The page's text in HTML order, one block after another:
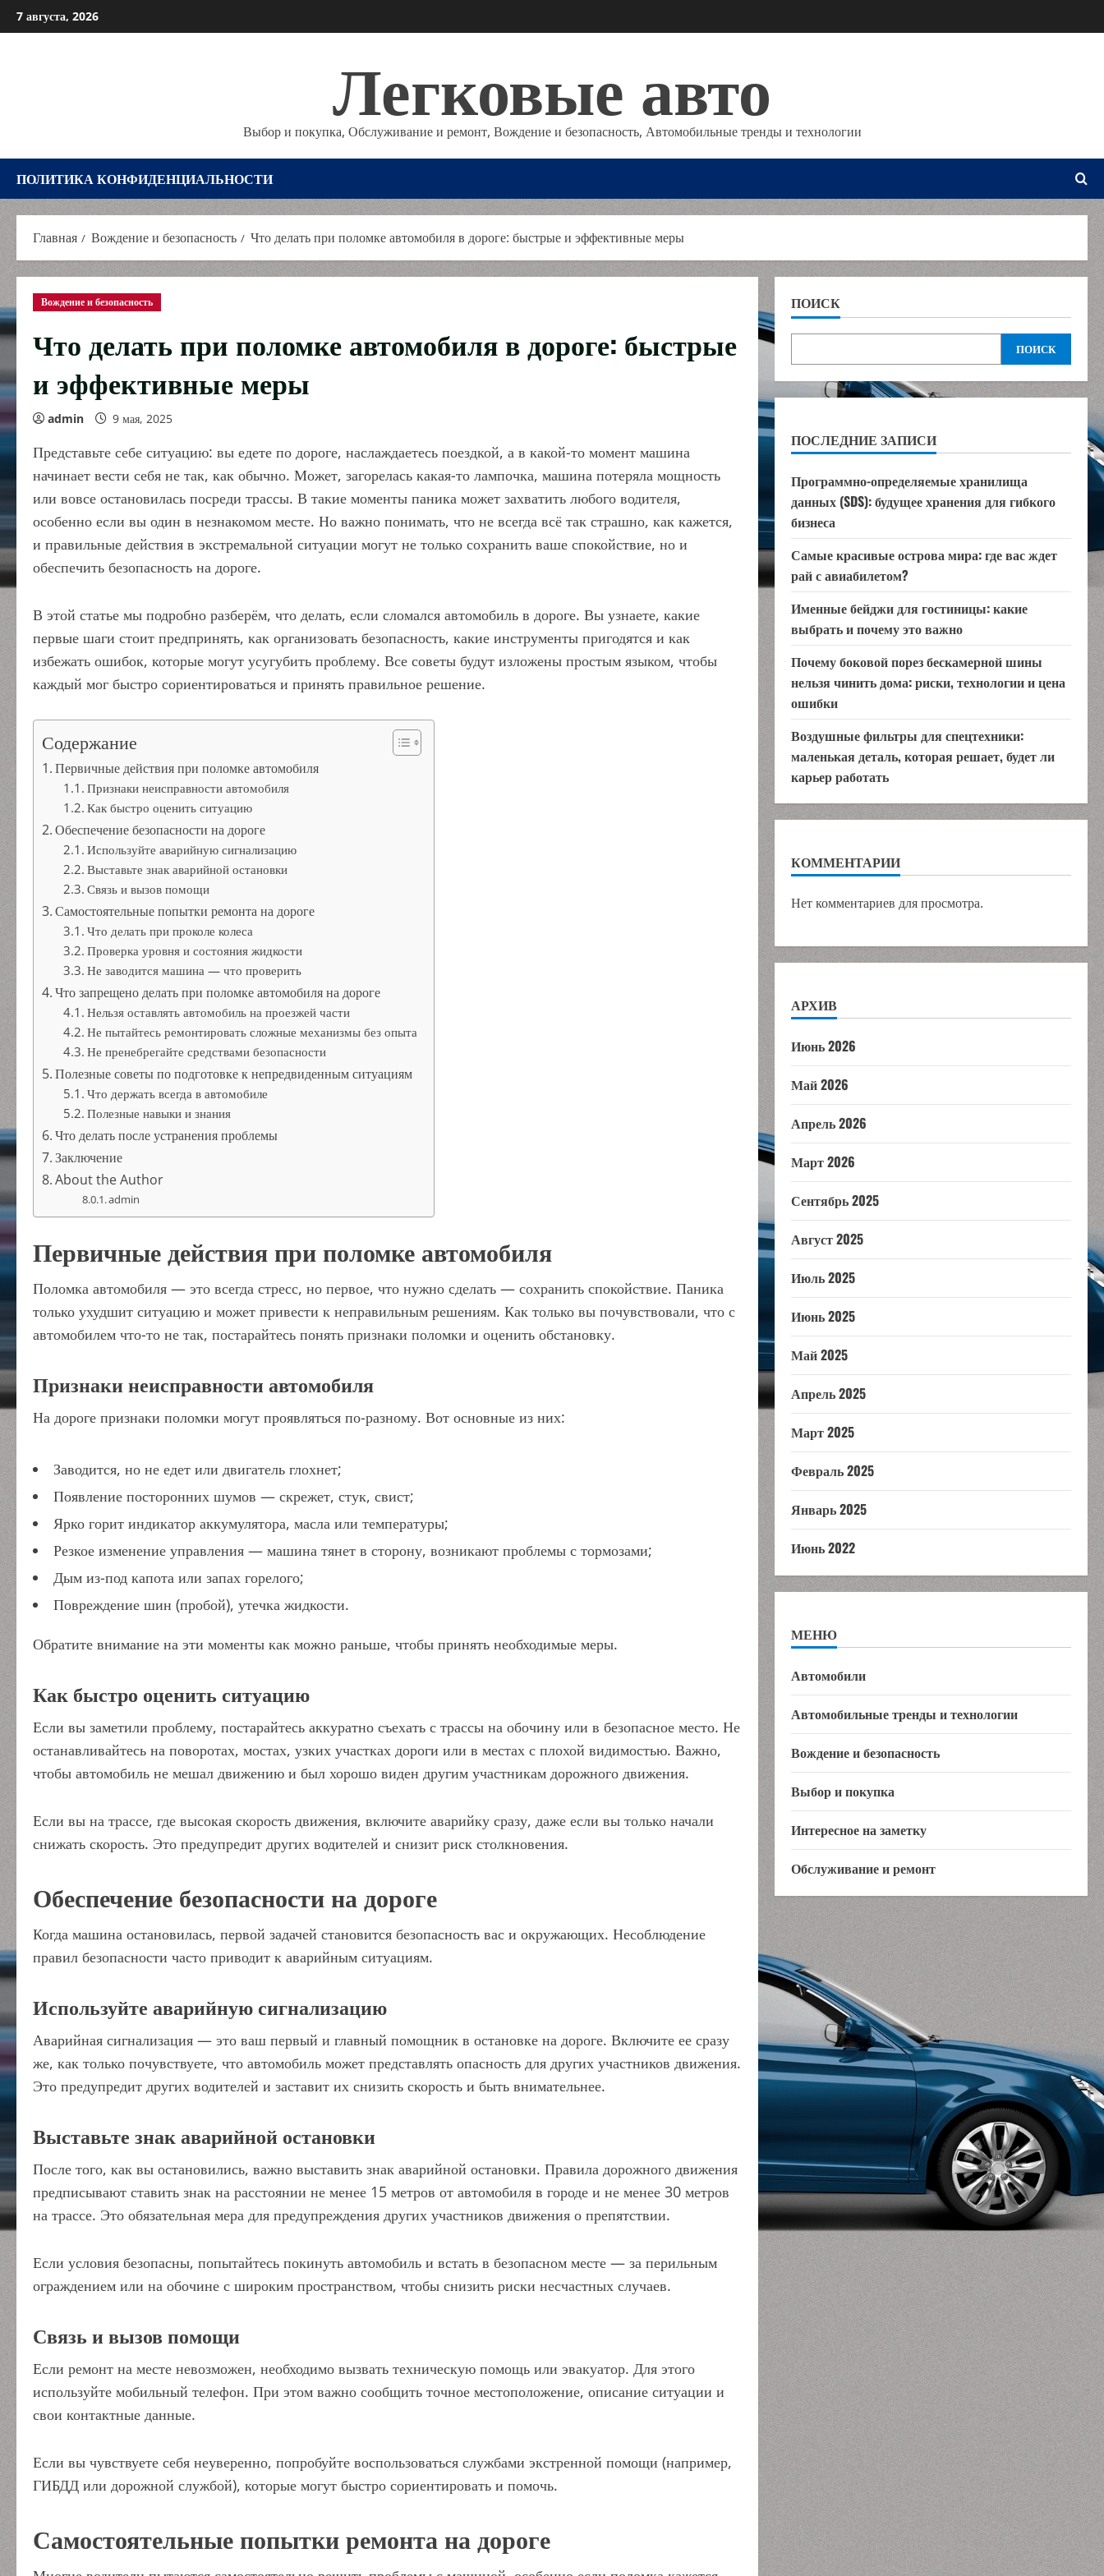
Перейти
к
7 августа, 2026
Легковые авто
Выбор и покупка, Обслуживание и ремонт, Вождение и безопасность, Автомобильные тренды и технологии
ПОЛИТИКА КОНФИДЕНЦИАЛЬНОСТИ
Главная Вождение и безопасность Что делать при поломке автомобиля в дороге: быстрые и эффективные меры
Вождение и безопасность
Что делать при поломке автомобиля в дороге: быстрые
и эффективные меры
admin 9 мая, 2025
Представьте себе ситуацию: вы едете по дороге, наслаждаетесь поездкой, а в какой-то момент машина
начинает вести себя не так, как обычно. Может, загорелась какая-то лампочка, машина потеряла мощность
или вовсе остановилась посреди трассы. В такие моменты паника может захватить любого водителя,
особенно если вы один в незнакомом месте. Но важно понимать, что не всегда всё так страшно, как кажется,
и правильные действия в экстремальной ситуации могут не только сохранить ваше спокойствие, но и
обеспечить безопасность на дороге.
В этой статье мы подробно разберём, что делать, если сломался автомобиль в дороге. Вы узнаете, какие
первые шаги стоит предпринять, как организовать безопасность, какие инструменты пригодятся и как
избежать ошибок, которые могут усугубить проблему. Все советы будут изложены простым языком, чтобы
каждый мог быстро сориентироваться и принять правильное решение.
Содержание
Первичные действия при поломке автомобиля
Признаки неисправности автомобиля
Как быстро оценить ситуацию
Обеспечение безопасности на дороге
Используйте аварийную сигнализацию
Выставьте знак аварийной остановки
Связь и вызов помощи
Самостоятельные попытки ремонта на дороге
Что делать при проколе колеса
Проверка уровня и состояния жидкости
Не заводится машина — что проверить
Что запрещено делать при поломке автомобиля на дороге
Нельзя оставлять автомобиль на проезжей части
Не пытайтесь ремонтировать сложные механизмы без опыта
Не пренебрегайте средствами безопасности
Полезные советы по подготовке к непредвиденным ситуациям
Что держать всегда в автомобиле
Полезные навыки и знания
Что делать после устранения проблемы
Заключение
About the Author
admin
Первичные действия при поломке автомобиля
Поломка автомобиля — это всегда стресс, но первое, что нужно сделать — сохранить спокойствие. Паника
только ухудшит ситуацию и может привести к неправильным решениям. Как только вы почувствовали, что с
автомобилем что-то не так, постарайтесь понять признаки поломки и оценить обстановку.
Признаки неисправности автомобиля
На дороге признаки поломки могут проявляться по-разному. Вот основные из них:
Заводится, но не едет или двигатель глохнет;
Появление посторонних шумов — скрежет, стук, свист;
Ярко горит индикатор аккумулятора, масла или температуры;
Резкое изменение управления — машина тянет в сторону, возникают проблемы с тормозами;
Дым из-под капота или запах горелого;
Повреждение шин (пробой), утечка жидкости.
Обратите внимание на эти моменты как можно раньше, чтобы принять необходимые меры.
Как быстро оценить ситуацию
Если вы заметили проблему, постарайтесь аккуратно съехать с трассы на обочину или в безопасное место. Не
останавливайтесь на поворотах, мостах, узких участках дороги или в местах с плохой видимостью. Важно,
чтобы автомобиль не мешал движению и был хорошо виден другим участникам дорожного движения.
Если вы на трассе, где высокая скорость движения, включите аварийку сразу, даже если вы только начали
снижать скорость. Это предупредит других водителей и снизит риск столкновения.
Обеспечение безопасности на дороге
Когда машина остановилась, первой задачей становится безопасность вас и окружающих. Несоблюдение
правил безопасности часто приводит к аварийным ситуациям.
Используйте аварийную сигнализацию
Аварийная сигнализация — это ваш первый и главный помощник в остановке на дороге. Включите ее сразу
же, как только почувствуете, что автомобиль может представлять опасность для других участников движения.
Это предупредит других водителей и заставит их снизить скорость и быть внимательнее.
Выставьте знак аварийной остановки
После того, как вы остановились, важно выставить знак аварийной остановки. Правила дорожного движения
предписывают ставить знак на расстоянии не менее 15 метров от автомобиля в городе и не менее 30 метров
на трассе. Это обязательная мера для предупреждения других участников движения о препятствии.
Если условия безопасны, попытайтесь покинуть автомобиль и встать в безопасном месте — за перильным
ограждением или на обочине с широким пространством, чтобы снизить риски несчастных случаев.
Связь и вызов помощи
Если ремонт на месте невозможен, необходимо вызвать техническую помощь или эвакуатор. Для этого
используйте мобильный телефон. При этом важно сообщить точное местоположение, описание ситуации и
свои контактные данные.
Если вы чувствуете себя неуверенно, попробуйте воспользоваться службами экстренной помощи (например,
ГИБДД или дорожной службой), которые могут быстро сориентировать и помочь.
Самостоятельные попытки ремонта на дороге
ПОИСК
ПОИСК
ПОСЛЕДНИЕ ЗАПИСИ
Программно-определяемые хранилища
данных (SDS): будущее хранения для гибкого
бизнеса
Самые красивые острова мира: где вас ждет
рай с авиабилетом?
Именные бейджи для гостиницы: какие
выбрать и почему это важно
Почему боковой порез бескамерной шины
нельзя чинить дома: риски, технологии и цена
ошибки
Воздушные фильтры для спецтехники:
маленькая деталь, которая решает, будет ли
карьер работать
КОММЕНТАРИИ
Нет комментариев для просмотра.
АРХИВ
Июнь 2026
Май 2026
Апрель 2026
Март 2026
Сентябрь 2025
Август 2025
Июль 2025
Июнь 2025
Май 2025
Апрель 2025
Март 2025
Февраль 2025
Январь 2025
Июнь 2022
МЕНЮ
Автомобили
Автомобильные тренды и технологии
Вождение и безопасность
Выбор и покупка
Интересное на заметку
Обслуживание и ремонт